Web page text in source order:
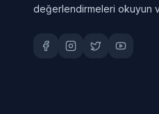
değerlendirmeleri okuyun